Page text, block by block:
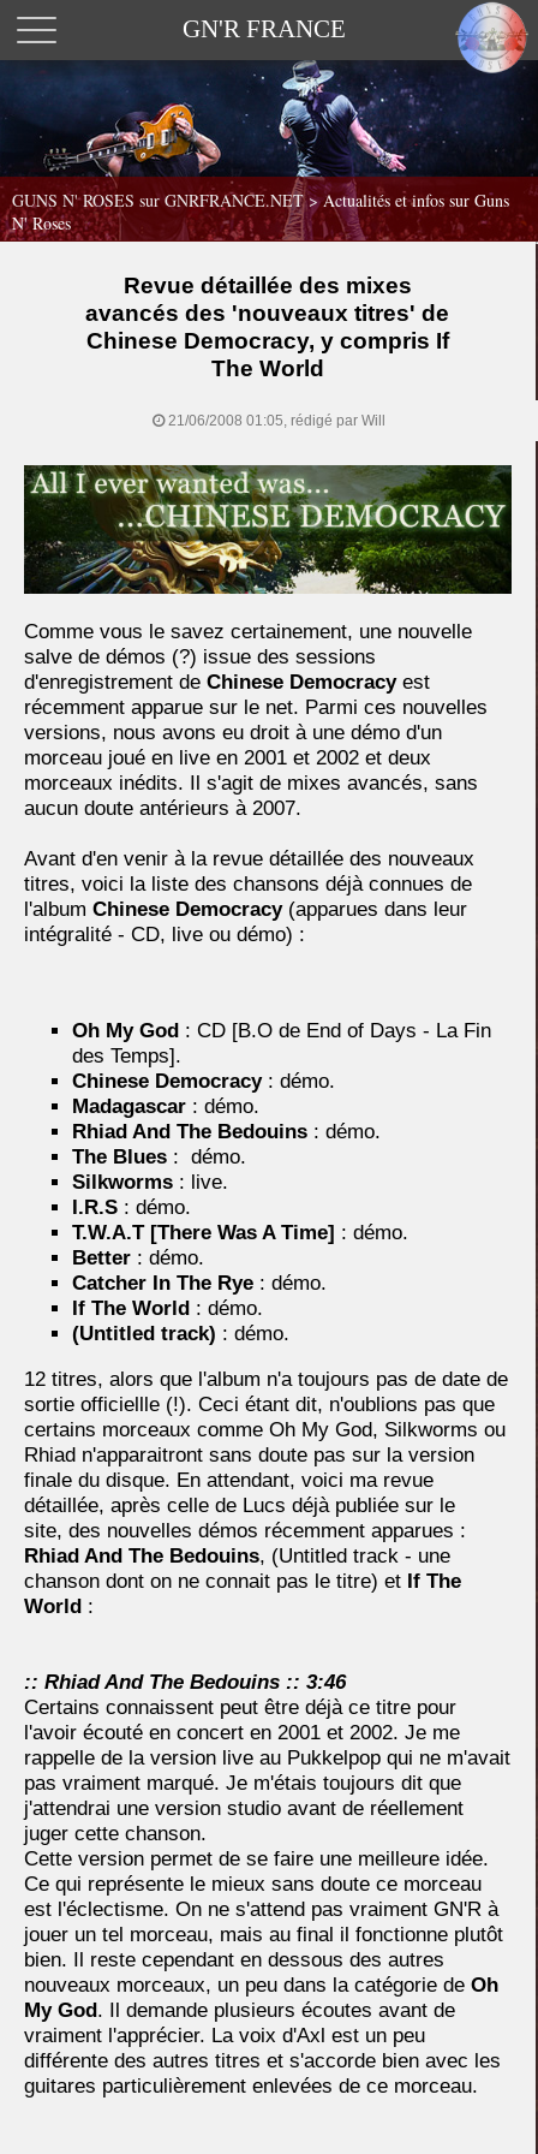
GN'R FRANCE
GUNS N' ROSES sur GNRFRANCE.NET>Actualités et infos sur Guns
N' Roses
Revue détaillée des mixes
avancés des 'nouveaux titres' de
Chinese Democracy, y compris If
The World
21/06/2008 01:05, rédigé par Will
Comme vous le savez certainement, une nouvelle
salve de démos (?) issue des sessions
d'enregistrement de Chinese Democracy est
récemment apparue sur le net. Parmi ces nouvelles
versions, nous avons eu droit à une démo d'un
morceau joué en live en 2001 et 2002 et deux
morceaux inédits. Il s'agit de mixes avancés, sans
aucun doute antérieurs à 2007.
Avant d'en venir à la revue détaillée des nouveaux
titres, voici la liste des chansons déjà connues de
l'album Chinese Democracy (apparues dans leur
intégralité - CD, live ou démo) :
Oh My God : CD [B.O de End of Days - La Fin
des Temps].
Chinese Democracy: démo.
Madagascar : démo.
Rhiad And The Bedouins : démo.
The Blues : démo.
Silkworms : live.
I.R.S : démo.
T.W.A.T [There Was A Time] : démo.
Better : démo.
Catcher In The Rye : démo.
If The World : démo.
(Untitled track) : démo.
12 titres, alors que l'album n'a toujours pas de date de
sortie officiellle (!). Ceci étant dit, n'oublions pas que
certains morceaux comme Oh My God, Silkworms ou
Rhiad n'apparaitront sans doute pas sur la version
finale du disque. En attendant, voici ma revue
détaillée, après celle de Lucs déjà publiée sur le
site, des nouvelles démos récemment apparues :
Rhiad And The Bedouins, (Untitled track - une
chanson dont on ne connait pas le titre) et If The
World :
:: Rhiad And The Bedouins :: 3:46
Certains connaissent peut être déjà ce titre pour
l'avoir écouté en concert en 2001 et 2002. Je me
rappelle de la version live au Pukkelpop qui ne m'avait
pas vraiment marqué. Je m'étais toujours dit que
j'attendrai une version studio avant de réellement
juger cette chanson.
Cette version permet de se faire une meilleure idée.
Ce qui représente le mieux sans doute ce morceau
est l'éclectisme. On ne s'attend pas vraiment GN'R à
jouer un tel morceau, mais au final il fonctionne plutôt
bien. Il reste cependant en dessous des autres
nouveaux morceaux, un peu dans la catégorie de Oh
My God. Il demande plusieurs écoutes avant de
vraiment l'apprécier. La voix d'Axl est un peu
différente des autres titres et s'accorde bien avec les
guitares particulièrement enlevées de ce morceau.